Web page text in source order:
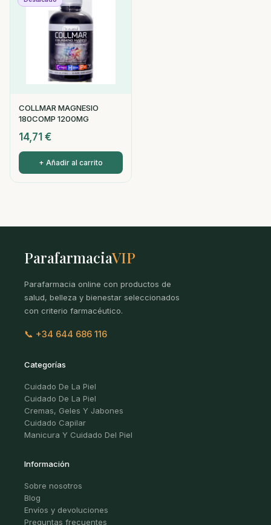
COLLMAR MAGNESIO
180COMP 1200MG
14,71 €
+ Añadir al carrito
ParafarmaciaVIP
Parafarmacia online con productos de
salud, belleza y bienestar seleccionados
con criterio farmacéutico.
📞 +34 644 686 116
Categorías
Cuidado De La Piel
Cuidado De La Piel
Cremas, Geles Y Jabones
Cuidado Capilar
Manicura Y Cuidado Del Piel
Información
Sobre nosotros
Blog
Envíos y devoluciones
Preguntas frecuentes